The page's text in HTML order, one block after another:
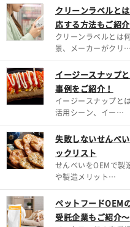
クリーンラベルと
応する方法もご紹介
クリーンラベルとは
景、メーカーがクリ…
イージースナップ
事例をご紹介！
イージースナップと
活用シーン、イー…
失敗しないせんべ
ックリスト
せんべいをOEMで製
や製造メリット…
ペットフードOEM
受託企業もご紹介～